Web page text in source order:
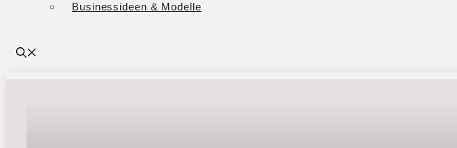
Businessideen & Modelle